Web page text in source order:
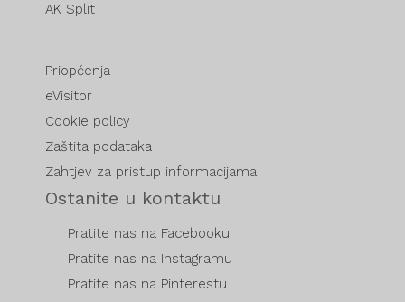
AK Split
Priopćenja
eVisitor
Cookie policy
Zaštita podataka
Zahtjev za pristup informacijama
Ostanite u kontaktu
Pratite nas na Facebooku
Pratite nas na Instagramu
Pratite nas na Pinterestu